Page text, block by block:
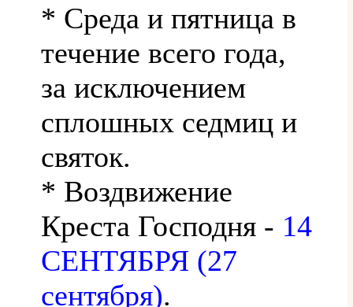
* Среда и пятница в
течение всего года,
за исключением
сплошных седмиц и
святок.
* Воздвижение
Креста Господня - 14
СЕНТЯБРЯ (27
сентября).